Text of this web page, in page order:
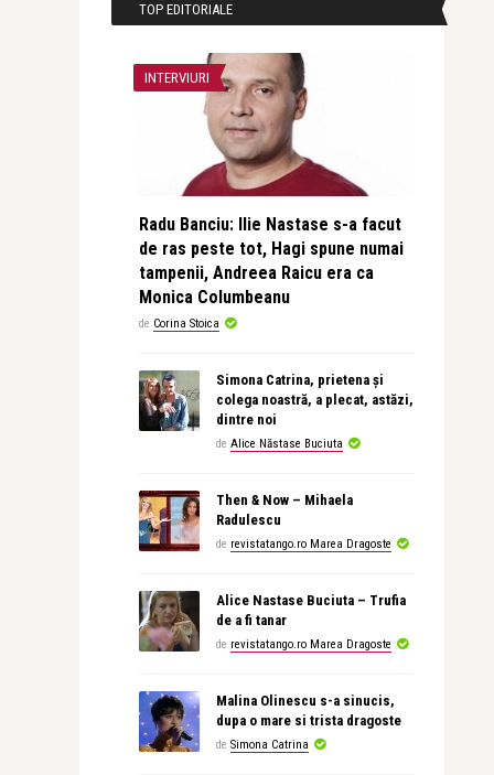
TOP EDITORIALE
INTERVIURI
Radu Banciu: Ilie Nastase s-a facut
de ras peste tot, Hagi spune numai
tampenii, Andreea Raicu era ca
Monica Columbeanu
de Corina Stoica
Simona Catrina, prietena și
colega noastră, a plecat, astăzi,
dintre noi
de Alice Năstase Buciuta
Then & Now – Mihaela
Radulescu
de revistatango.ro Marea Dragoste
Alice Nastase Buciuta – Trufia
de a fi tanar
de revistatango.ro Marea Dragoste
Malina Olinescu s-a sinucis,
dupa o mare si trista dragoste
de Simona Catrina